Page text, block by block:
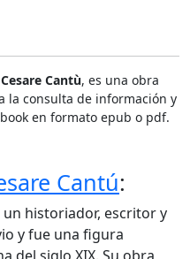
Cesare Cantù, es una obra
la consulta de información y
en formato epub o pdf.
Cantú:
un historiador, escritor y
y fue una figura